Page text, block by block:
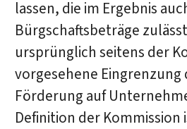
lassen, die im Ergebnis
Bürgschaftsbeträge
ursprünglich seitens der
vorgesehene Eingrenzung
Förderung auf
Definition der